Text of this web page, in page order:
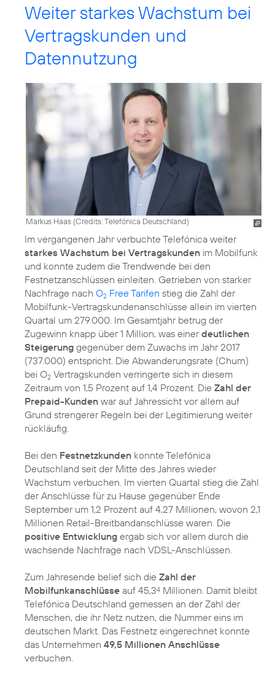
Weiter starkes Wachstum bei
Vertragskunden und
Datennutzung
Markus Haas (Credits: Telefónica Deutschland)
Im vergangenen Jahr verbuchte Telefónica weiter
starkes Wachstum bei Vertragskunden im Mobilfunk
und konnte zudem die Trendwende bei den
Festnetzanschlüssen einleiten. Getrieben von starker
Nachfrage nach O2 Free Tarifen stieg die Zahl der
Mobilfunk-Vertragskundenanschlüsse allein im vierten
Quartal um 279.000. Im Gesamtjahr betrug der
Zugewinn knapp über 1 Million, was einerdeutlichen
Steigerung gegenüber dem Zuwachs im Jahr 2017
(737.000) entspricht. Die Abwanderungsrate (Churn)
bei O2 Vertragskunden verringerte sich in diesem
Zeitraum von 1,5 Prozent auf 1,4 Prozent. Die Zahl der
Prepaid-Kunden war auf Jahressicht vor allem auf
Grund strengerer Regeln bei der Legitimierung weiter
rückläufig.
Bei den Festnetzkunden konnte Telefónica
Deutschland seit der Mitte des Jahres wieder
Wachstum verbuchen. Im vierten Quartal stieg die Zahl
der Anschlüsse für zu Hause gegenüber Ende
September um 1,2 Prozent auf 4,27 Millionen, wovon 2,1
Millionen Retail-Breitbandanschlüsse waren. Die
positive Entwicklung ergab sich vor allem durch die
wachsende Nachfrage nach VDSL-Anschlüssen.
Zum Jahresende belief sich die Zahl der
Mobilfunkanschlüsse auf 45,34 Millionen. Damit bleibt
Telefónica Deutschland gemessen an der Zahl der
Menschen, die ihr Netz nutzen, die Nummer eins im
deutschen Markt. Das Festnetz eingerechnet konnte
das Unternehmen 49,5 Millionen Anschlüsse
verbuchen.